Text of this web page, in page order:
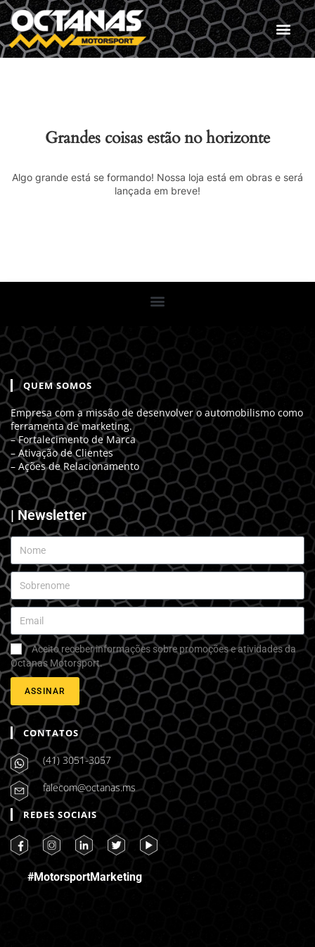
Grandes coisas estão no horizonte
Algo grande está se formando! Nossa loja está em obras e será
lançada em breve!
QUEM SOMOS
Empresa com a missão de desenvolver o automobilismo como
ferramenta de marketing.
– Fortalecimento de Marca
– Ativação de Clientes
– Ações de Relacionamento
| Newsletter
Aceito receber informações sobre promoções e atividades da
Octanas Motorsport.
ASSINAR
CONTATOS
(41) 3051-3057
falecom@octanas.ms
REDES SOCIAIS
#MotorsportMarketing